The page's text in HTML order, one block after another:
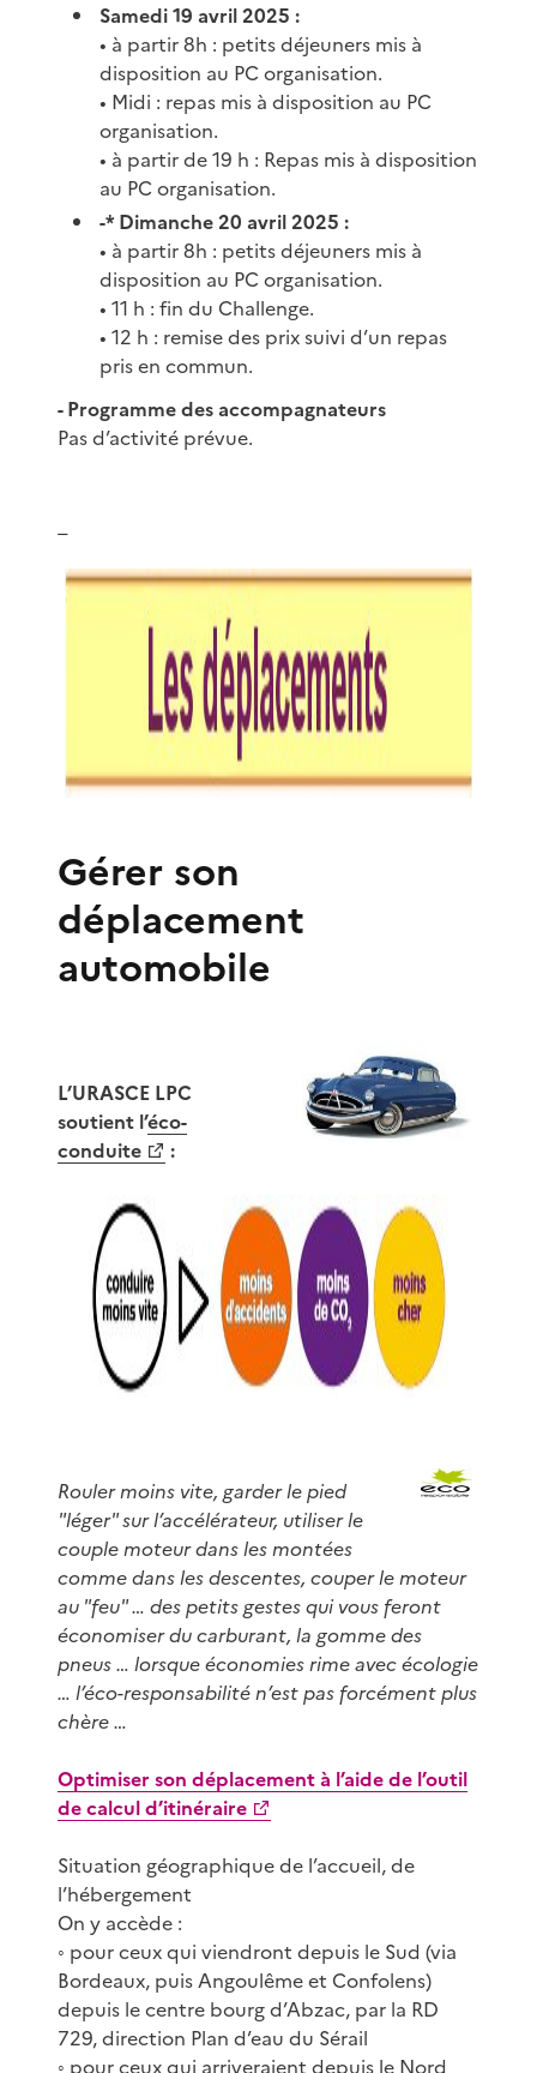
Samedi 19 avril 2025 :
• à partir 8h : petits déjeuners mis à
disposition au PC organisation.
• Midi : repas mis à disposition au PC
organisation.
• à partir de 19 h : Repas mis à disposition
au PC organisation.
-* Dimanche 20 avril 2025 :
• à partir 8h : petits déjeuners mis à
disposition au PC organisation.
• 11 h : fin du Challenge.
• 12 h : remise des prix suivi d’un repas
pris en commun.
- Programme des accompagnateurs
Pas d’activité prévue.
Gérer son
déplacement
automobile
L’URASCE LPC
soutient l’éco-
conduite
:
Rouler moins vite, garder le pied
"léger" sur l’accélérateur, utiliser le
couple moteur dans les montées
comme dans les descentes, couper le moteur
au "feu" … des petits gestes qui vous feront
économiser du carburant, la gomme des
pneus … lorsque économies rime avec écologie
… l’éco-responsabilité n’est pas forcément plus
chère …
Optimiser son déplacement à l’aide de l’outil
de calcul d’itinéraire
Situation géographique de l’accueil, de
l’hébergement
On y accède :
◦ pour ceux qui viendront depuis le Sud (via
Bordeaux, puis Angoulême et Confolens)
depuis le centre bourg d’Abzac, par la RD
729, direction Plan d’eau du Sérail
◦ pour ceux qui arriveraient depuis le Nord